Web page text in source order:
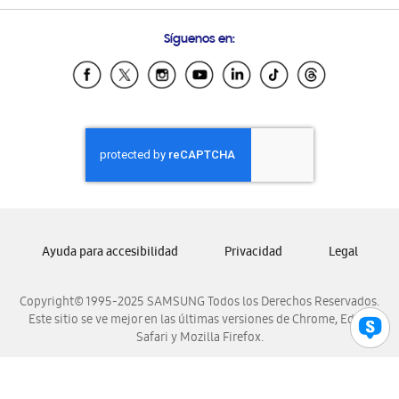
Samsung Ecuador
Samsung El Salvador
Samsung Honduras
Samsung Nicaragua
Samsung Panamá
Samsung Venezuela
Síguenos en:
Copyright© 1995-2025 SAMSUNG Todos los Derechos Reservados.
Este sitio se ve mejor en las últimas versiones de Chrome, Edge,
Safari y Mozilla Firefox.
Ayuda para accesibilidad Privacidad Legal